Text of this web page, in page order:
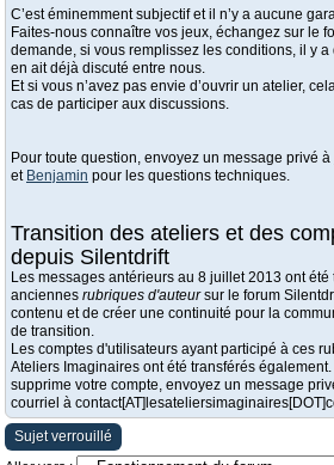
C’est éminemment subjectif et il n’y a aucune
Faites-nous connaître vos jeux, échangez sur le
demande, si vous remplissez les conditions, il y a
en ait déjà discuté entre nous.
Et si vous n’avez pas envie d’ouvrir un atelier,
cas de participer aux discussions.
Pour toute question, envoyez un message privé à
et Benjamin pour les questions techniques.
Transition des ateliers et des
depuis Silentdrift
Les messages antérieurs au 8 juillet 2013 ont
anciennes rubriques d'auteursur le forum
contenu et de créer une continuité pour la
de transition.
Les comptes d'utilisateurs ayant participé à ces
Ateliers Imaginaires ont été transférés
supprime votre compte, envoyez un message
courriel à
Sujet verrouillé